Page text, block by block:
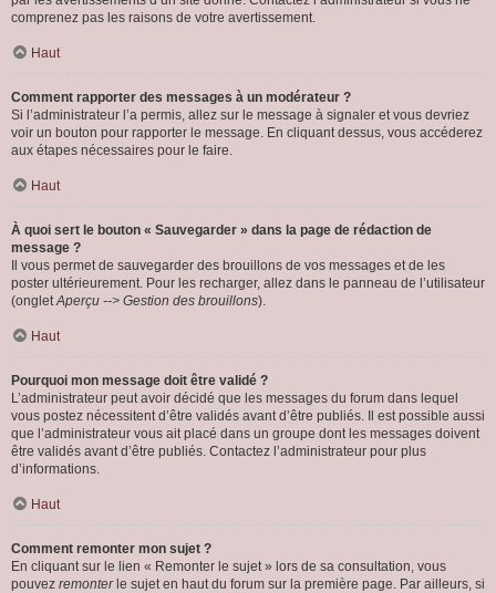
comprenez pas les raisons de votre avertissement.
Haut
Comment rapporter des messages à un modérateur ?
Si l’administrateur l’a permis, allez sur le message à signaler et vous devriez
voir un bouton pour rapporter le message. En cliquant dessus, vous accéderez
aux étapes nécessaires pour le faire.
Haut
À quoi sert le bouton « Sauvegarder » dans la page de rédaction de
message ?
Il vous permet de sauvegarder des brouillons de vos messages et de les
poster ultérieurement. Pour les recharger, allez dans le panneau de l’utilisateur
(ongletAperçu --> Gestion des brouillons).
Haut
Pourquoi mon message doit être validé ?
L’administrateur peut avoir décidé que les messages du forum dans lequel
vous postez nécessitent d’être validés avant d’être publiés. Il est possible aussi
que l’administrateur vous ait placé dans un groupe dont les messages doivent
être validés avant d’être publiés. Contactez l’administrateur pour plus
d’informations.
Haut
Comment remonter mon sujet ?
En cliquant sur le lien « Remonter le sujet » lors de sa consultation, vous
pouvez remonterle sujet en haut du forum sur la première page. Par ailleurs, si